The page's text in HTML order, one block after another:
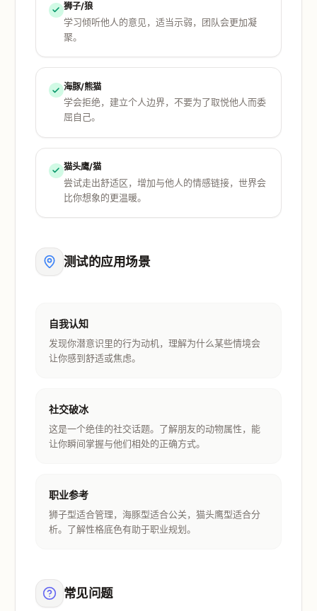
狮子/狼
学习倾听他人的意见，适当示弱，团队会更加凝
聚。
海豚/熊猫
学会拒绝，建立个人边界，不要为了取悦他人而委
屈自己。
猫头鹰/猫
尝试走出舒适区，增加与他人的情感链接，世界会
比你想象的更温暖。
测试的应用场景
自我认知
发现你潜意识里的行为动机，理解为什么某些情境会
让你感到舒适或焦虑。
社交破冰
这是一个绝佳的社交话题。了解朋友的动物属性，能
让你瞬间掌握与他们相处的正确方式。
职业参考
狮子型适合管理，海豚型适合公关，猫头鹰型适合分
析。了解性格底色有助于职业规划。
常见问题